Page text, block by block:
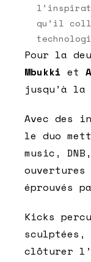
qu’il
Pour la
Mbukki et
jusqu’à la
Avec des
le duo
music,
ouvertures
éprouvés
Kicks
sculptées,
clôturer